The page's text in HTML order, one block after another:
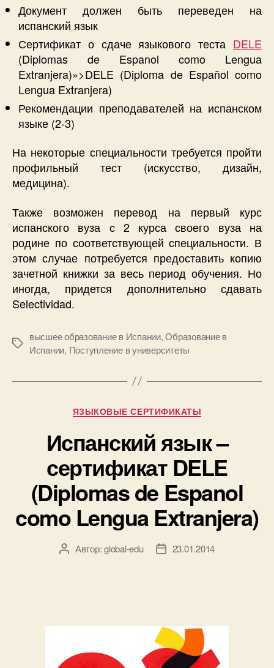
Документ должен быть переведен на
испанский язык
Сертификат о сдаче языкового теста DELE
(Diplomas de Espanol como Lengua
Extranjera)»>DELE (Diploma de Español como
Lengua Extranjera)
Рекомендации преподавателей на испанском
языке (2-3)
На некоторые специальности требуется пройти
профильный тест (искусство, дизайн,
медицина).
Также возможен перевод на первый курс
испанского вуза с 2 курса своего вуза на
родине по соответствующей специальности. В
этом случае потребуется предоставить копию
зачетной книжки за весь период обучения. Но
иногда, придется дополнительно сдавать
Selectividad.
Метки
высшее образование в Испании,Образование в
Испании, Поступление в университеты
Рубрики
ЯЗЫКОВЫЕ СЕРТИФИКАТЫ
Испанский язык –
сертификат DELE
(Diplomas de Espanol
como Lengua Extranjera)
АвторАвтор:global-edu
Дата23.01.2014